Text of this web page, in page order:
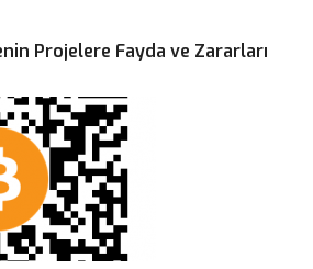
Projelere Fayda ve Zararları